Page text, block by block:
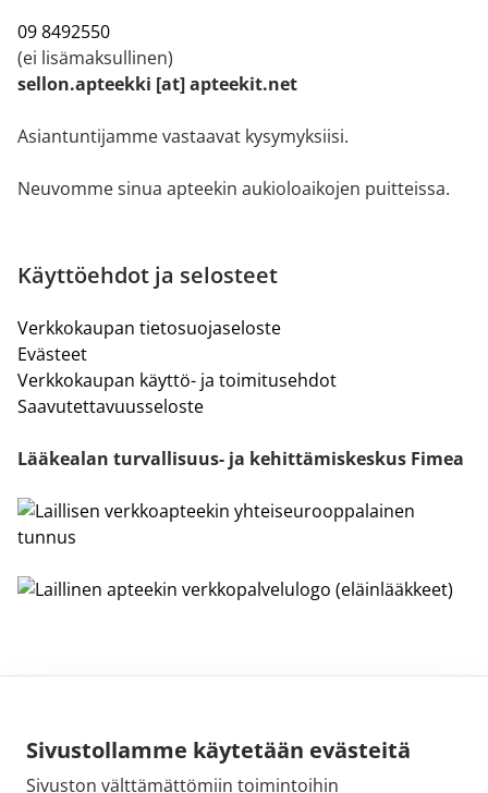
Sivustollamme käytetään evästeitä
Sivuston välttämättömiin toimintoihin
09 8492550
(ei lisämaksullinen)
sellon.apteekki [at] apteekit.net
Asiantuntijamme vastaavat kysymyksiisi.
Neuvomme sinua apteekin aukioloaikojen puitteissa.
Käyttöehdot ja selosteet
Verkkokaupan tietosuojaseloste
Evästeet
Verkkokaupan käyttö- ja toimitusehdot
Saavutettavuusseloste
Lääkealan turvallisuus- ja kehittämiskeskus Fimea